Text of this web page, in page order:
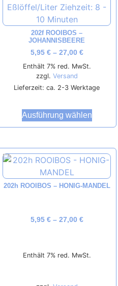
202f ROOIBOS –
JOHANNISBEERE
5,95 € – 27,00 €
Enthält 7% red. MwSt.
zzgl. Versand
Lieferzeit: ca. 2-3 Werktage
Ausführung wählen
202h ROOIBOS – HONIG-MANDEL
5,95 € – 27,00 €
Enthält 7% red. MwSt.